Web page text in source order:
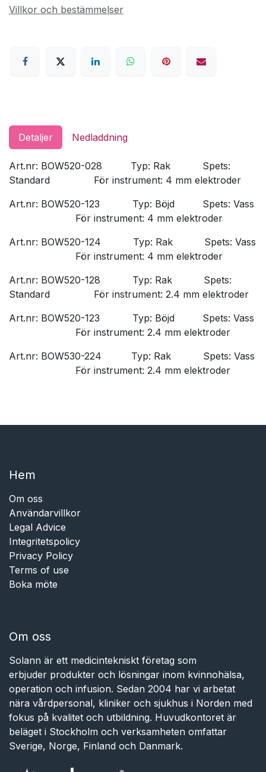
Villkor och bestämmelser
Detaljer Nedladdning
Art.nr: BOW520-028 ​Typ: Rak
​Spets:
Standard
​För instrument: 4 mm elektroder
Art.nr: BOW520-123
​Typ: Böjd
​Spets: Vass
​För instrument: 4 mm elektroder
Art.nr: BOW520-124
​Typ: Rak
​Spets: Vass
​För instrument: 4 mm elektroder
Art.nr: BOW520-128
​Typ: Rak
​Spets:
Standard
​För instrument: 2.4 mm elektroder
Art.nr: BOW520-123
​Typ: Böjd
​Spets: Vass
​För instrument: 2.4 mm elektroder
Art.nr: BOW530-224
​Typ: Rak
​Spets: Vass
​För instrument: 2.4 mm elektroder
Hem​​
Om oss
Användarvillkor
Legal Advice
Integritetspolicy
Privacy Policy
Terms of use
Boka möte
Om oss
Solann är ett medicintekniskt företag som
erbjuder produkter och lösningar inom kvinnohälsa,
operation och infusion. Sedan 2004 har vi arbetat
nära vårdpersonal, kliniker och sjukhus i Norden med
fokus på kvalitet och utbildning. Huvudkontoret är
beläget i Stockholm och verksamheten omfattar
Sverige, Norge, Finland och Danmark.